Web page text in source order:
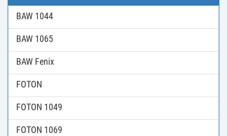
BAW 1044
BAW 1065
BAW Fenix
FOTON
FOTON 1049
FOTON 1069